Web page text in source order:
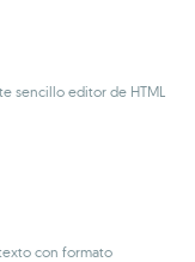
sencillo editor de HTML
con formato